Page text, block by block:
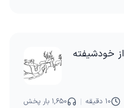
خودشیفته
۱۰ دقیقه ۱,۶۵۰ بار پخش